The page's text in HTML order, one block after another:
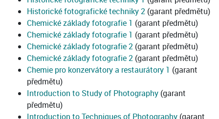
Historické fotografické techniky 2 (garant předmětu)
Chemické základy fotografie 1 (garant předmětu)
Chemické základy fotografie 1 (garant předmětu)
Chemické základy fotografie 2 (garant předmětu)
Chemické základy fotografie 2 (garant předmětu)
Chemie pro konzervátory a restaurátory 1 (garant
předmětu)
Introduction to Study of Photography (garant
předmětu)
Introduction to Techniques of Photography (garant